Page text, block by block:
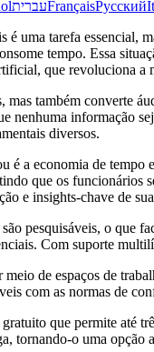
עבריתFrançaisРусский
é uma tarefa essencial,
tempo. Essa
que revoluciona a
mas também converte
nenhuma informação
diversos.
é a economia de tempo
que os funcionários
e insights-chave de
pesquisáveis, o que
Com suporte
de espaços de
com as normas de
que permite até
tornando-o uma opção